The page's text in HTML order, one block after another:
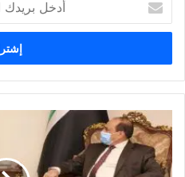
بريدك
الإلكتروني
النقل
يبحث
مع